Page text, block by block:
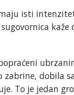
isti
kaže
zabrine, dobila
To je jedan